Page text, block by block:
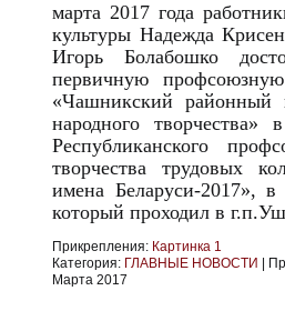
марта 2017 года
культуры Надежда
Игорь Болабошко
первичную
«Чашникский районный
народного творчества»
Республиканского
творчества трудовых
имена Беларуси-2017»,
который проходил в
Прикрепления: Картинка 1
Категория: ГЛАВНЫЕ НОВОСТИ
Марта 2017